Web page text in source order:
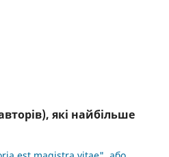
які найбільше